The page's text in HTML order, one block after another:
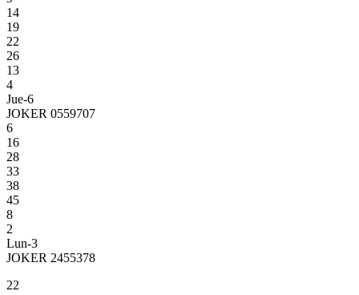
14
19
22
26
13
4
Jue-6
JOKER 0559707
6
16
28
33
38
45
8
2
Lun-3
JOKER 2455378
22